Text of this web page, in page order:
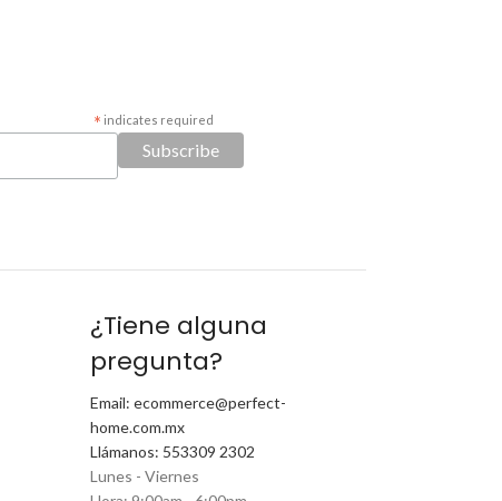
* indicates required
¿Tiene alguna
pregunta?
Email: ecommerce@perfect-
home.com.mx
Llámanos: 553309 2302
Lunes - Viernes